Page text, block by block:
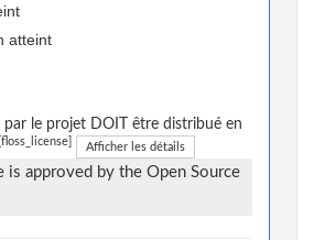
atteint
par le projet DOIT être distribué en
[floss_license] Afficher les détails
is approved by the Open Source